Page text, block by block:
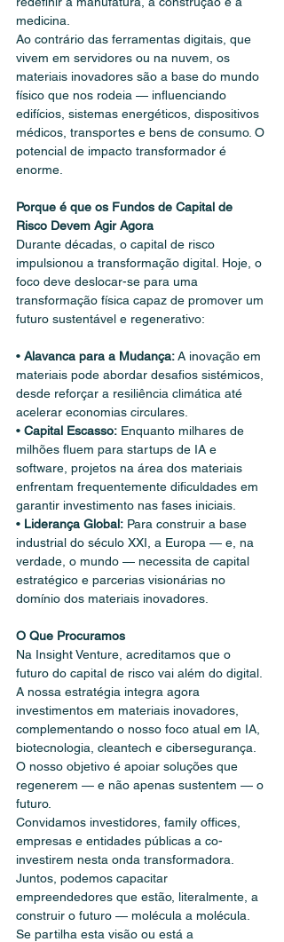
medicina.
Ao contrário das ferramentas digitais, que
vivem em servidores ou na nuvem, os
materiais inovadores são a base do mundo
físico que nos rodeia — influenciando
edifícios, sistemas energéticos, dispositivos
médicos, transportes e bens de consumo. O
potencial de impacto transformador é
enorme.
Porque é que os Fundos de Capital de
Risco Devem Agir Agora
Durante décadas, o capital de risco
impulsionou a transformação digital. Hoje, o
foco deve deslocar-se para uma
transformação física capaz de promover um
futuro sustentável e regenerativo:
• Alavanca para a Mudança: A inovação em
materiais pode abordar desafios sistémicos,
desde reforçar a resiliência climática até
acelerar economias circulares.
• Capital Escasso: Enquanto milhares de
milhões fluem para startups de IA e
software, projetos na área dos materiais
enfrentam frequentemente dificuldades em
garantir investimento nas fases iniciais.
• Liderança Global: Para construir a base
industrial do século XXI, a Europa — e, na
verdade, o mundo — necessita de capital
estratégico e parcerias visionárias no
domínio dos materiais inovadores.
O Que Procuramos
Na Insight Venture, acreditamos que o
futuro do capital de risco vai além do digital.
A nossa estratégia integra agora
investimentos em materiais inovadores,
complementando o nosso foco atual em IA,
biotecnologia, cleantech e cibersegurança.
O nosso objetivo é apoiar soluções que
regenerem — e não apenas sustentem — o
futuro.
Convidamos investidores, family offices,
empresas e entidades públicas a co-
investirem nesta onda transformadora.
Juntos, podemos capacitar
empreendedores que estão, literalmente, a
construir o futuro — molécula a molécula.
Se partilha esta visão ou está a